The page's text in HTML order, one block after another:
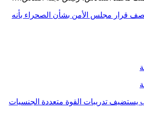
قرار مجلس الأمن بشأن الصحراء بأنه
يستضيف تدريبات القوة متعددة الجنسيات